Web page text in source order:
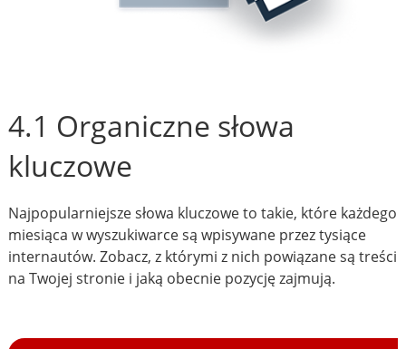
4.1 Organiczne słowa
kluczowe
Najpopularniejsze słowa kluczowe to takie, które każdego
miesiąca w wyszukiwarce są wpisywane przez tysiące
internautów. Zobacz, z którymi z nich powiązane są treści
na Twojej stronie i jaką obecnie pozycję zajmują.